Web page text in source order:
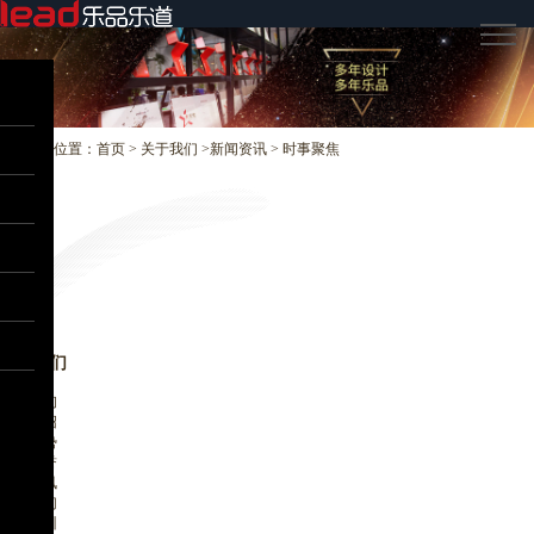
当前位置： 首页 > 关于我们 >新闻资讯 > 时事聚焦
返回
关于我们
设计咨询
团队介绍
乐品优势
公司荣誉
新闻资讯
加入我们